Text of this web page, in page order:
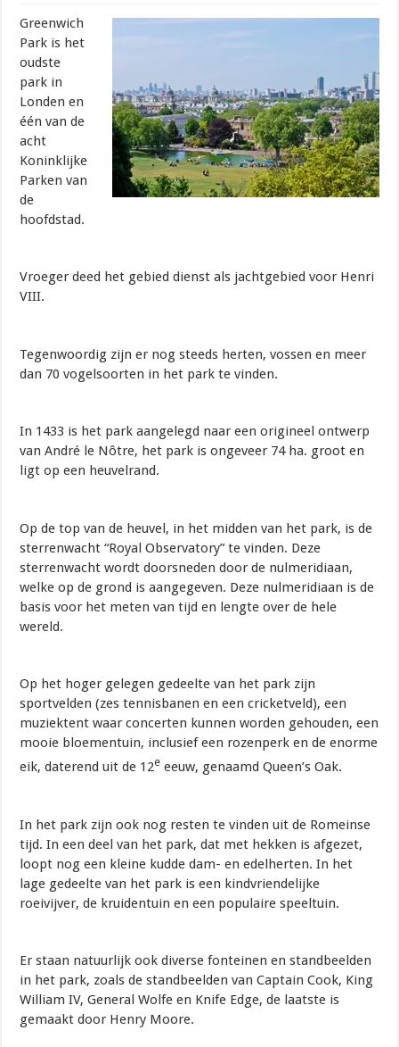
Greenwich
Park is het
oudste
park in
Londen en
één van de
acht
Koninklijke
Parken van
de
hoofdstad.
Vroeger deed het gebied dienst als jachtgebied voor Henri
VIII.
Tegenwoordig zijn er nog steeds herten, vossen en meer
dan 70 vogelsoorten in het park te vinden.
In 1433 is het park aangelegd naar een origineel ontwerp
van André le Nôtre, het park is ongeveer 74 ha. groot en
ligt op een heuvelrand.
Op de top van de heuvel, in het midden van het park, is de
sterrenwacht “Royal Observatory” te vinden. Deze
sterrenwacht wordt doorsneden door de nulmeridiaan,
welke op de grond is aangegeven. Deze nulmeridiaan is de
basis voor het meten van tijd en lengte over de hele
wereld.
Op het hoger gelegen gedeelte van het park zijn
sportvelden (zes tennisbanen en een cricketveld), een
muziektent waar concerten kunnen worden gehouden, een
mooie bloementuin, inclusief een rozenperk en de enorme
eik, daterend uit de 12e eeuw, genaamd Queen’s Oak.
In het park zijn ook nog resten te vinden uit de Romeinse
tijd. In een deel van het park, dat met hekken is afgezet,
loopt nog een kleine kudde dam- en edelherten. In het
lage gedeelte van het park is een kindvriendelijke
roeivijver, de kruidentuin en een populaire speeltuin.
Er staan natuurlijk ook diverse fonteinen en standbeelden
in het park, zoals de standbeelden van Captain Cook, King
William IV, General Wolfe en Knife Edge, de laatste is
gemaakt door Henry Moore.